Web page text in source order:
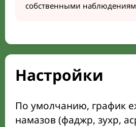
собственными
Настройки
По умолчанию, график
намазов (фаджр, зухр,